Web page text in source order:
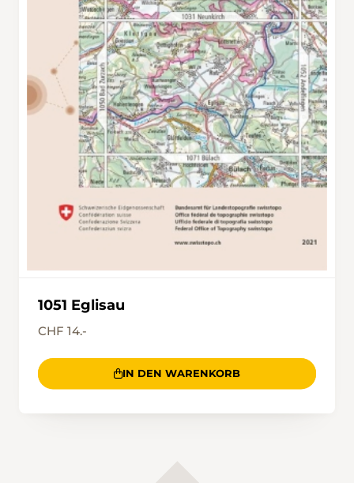
1051 Eglisau
CHF 14.-
IN DEN WARENKORB